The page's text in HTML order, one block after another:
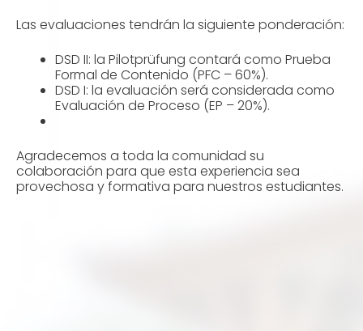
Las evaluaciones tendrán la siguiente ponderación:
DSD II: la Pilotprüfung contará como Prueba
Formal de Contenido (PFC – 60%).
DSD I: la evaluación será considerada como
Evaluación de Proceso (EP – 20%).
Agradecemos a toda la comunidad su
colaboración para que esta experiencia sea
provechosa y formativa para nuestros estudiantes.